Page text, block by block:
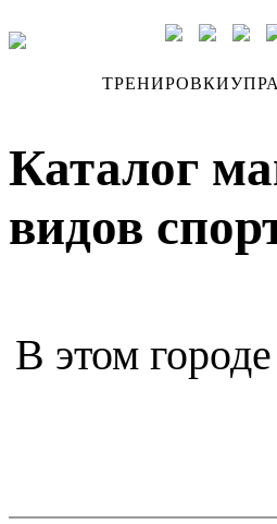
ТРЕНИРОВКИ
Каталог
видов
В этом